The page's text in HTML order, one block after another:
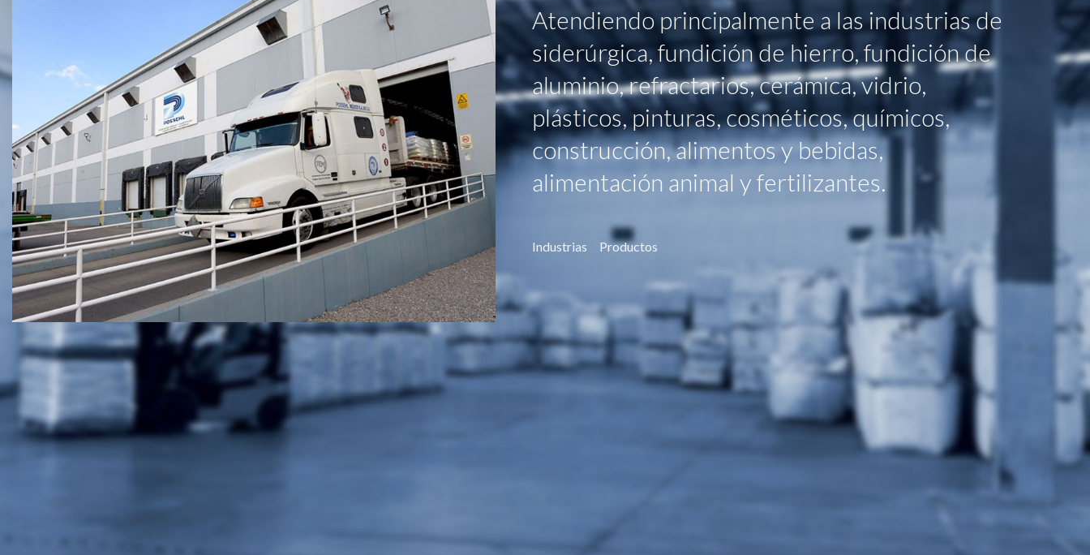
Atendiendo principalmente a las industrias de
siderúrgica, fundición de hierro, fundición de
aluminio, refractarios, cerámica, vidrio,
plásticos, pinturas, cosméticos, químicos,
construcción, alimentos y bebidas,
alimentación animal y fertilizantes.
Industrias Productos